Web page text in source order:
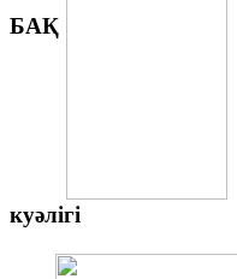
БАҚ
куәлігі